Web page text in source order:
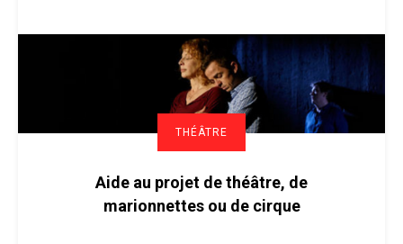
THÉÂTRE
Aide au projet de théâtre, de
marionnettes ou de cirque